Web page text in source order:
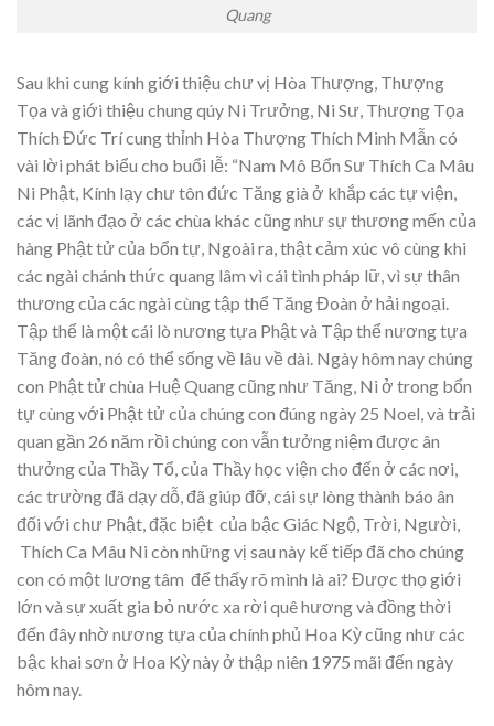
Quang
Sau khi cung kính giới thiệu chư vị Hòa Thượng, Thượng
Tọa và giới thiệu chung qúy Ni Trưởng, Ni Sư, Thượng Tọa
Thích Đức Trí cung thỉnh Hòa Thượng Thích Minh Mẫn có
vài lời phát biểu cho buổi lễ: “Nam Mô Bổn Sư Thích Ca Mâu
Ni Phật, Kính lạy chư tôn đức Tăng già ở khắp các tự viện,
các vị lãnh đạo ở các chùa khác cũng như sự thương mến của
hàng Phật tử của bổn tự, Ngoài ra, thật cảm xúc vô cùng khi
các ngài chánh thức quang lâm vì cái tình pháp lữ, vì sự thân
thương của các ngài cùng tập thể Tăng Đoàn ở hải ngoại.
Tập thể là một cái lò nương tựa Phật và Tập thể nương tựa
Tăng đoàn, nó có thể sống về lâu về dài. Ngày hôm nay chúng
con Phật tử chùa Huệ Quang cũng như Tăng, Ni ở trong bổn
tự cùng với Phật tử của chúng con đúng ngày 25 Noel, và trải
quan gần 26 năm rồi chúng con vẫn tưởng niệm được ân
thưởng của Thầy Tổ, của Thầy học viện cho đến ở các nơi,
các trường đã dạy dỗ, đã giúp đỡ, cái sự lòng thành báo ân
đối với chư Phật, đặc biệt của bậc Giác Ngộ, Trời, Người,
Thích Ca Mâu Ni còn những vị sau này kế tiếp đã cho chúng
con có một lương tâm để thấy rõ mình là ai? Được thọ giới
lớn và sự xuất gia bỏ nước xa rời quê hương và đồng thời
đến đây nhờ nương tựa của chính phủ Hoa Kỳ cũng như các
bậc khai sơn ở Hoa Kỳ này ở thập niên 1975 mãi đến ngày
hôm nay.